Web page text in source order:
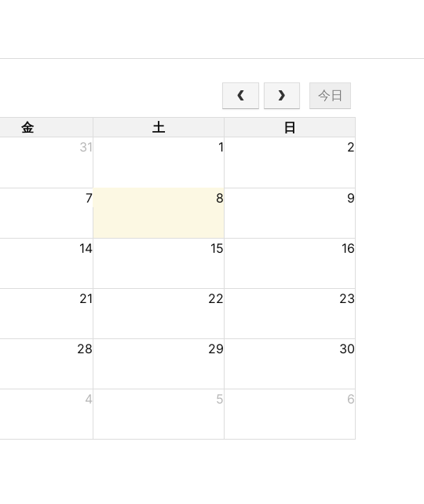
今日
金 土
日
31 1 2
7 8 9
14 15 16
21 22 23
28 29 30
4 5 6